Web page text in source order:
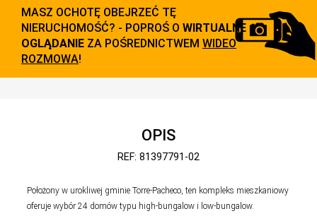
MASZ OCHOTĘ OBEJRZEĆ TĘ
NIERUCHOMOŚĆ? - POPROŚ O WIRTUALNE
OGLĄDANIE ZA POŚREDNICTWEM WIDEO
ROZMOWA!
OPIS
REF: 81397791-02
Położony w urokliwej gminie Torre-Pacheco, ten kompleks mieszkaniowy
oferuje wybór 24 domów typu high-bungalow i low-bungalow.